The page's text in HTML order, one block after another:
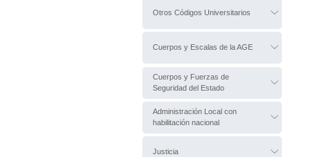
Otros Códigos Universitarios
Cuerpos y Escalas de la AGE
Cuerpos y Fuerzas de
Seguridad del Estado
Administración Local con
habilitación nacional
Justicia